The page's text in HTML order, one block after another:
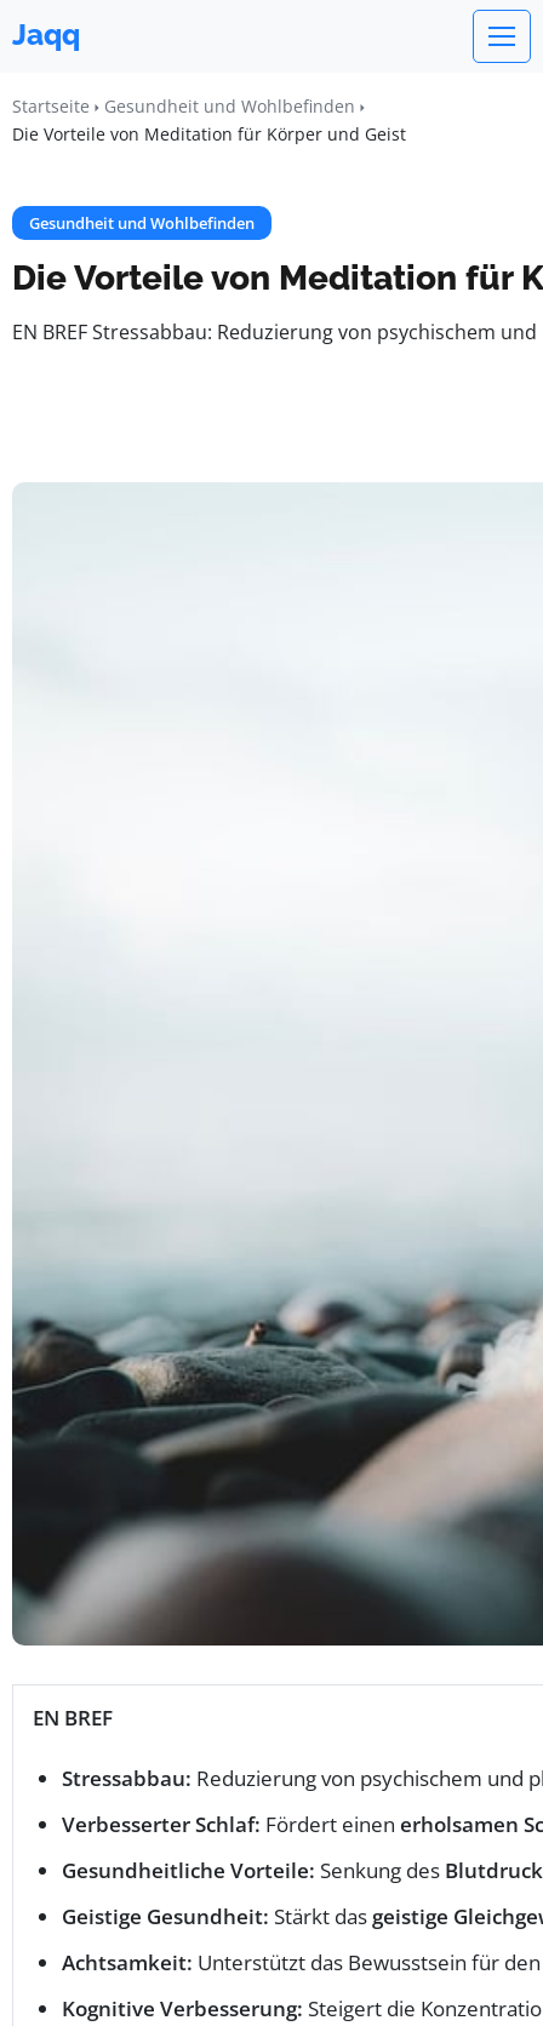
Jaqq
Startseite
Gesundheit und Wohlbefinden
Die Vorteile von Meditation für Körper und Geist
Gesundheit und Wohlbefinden
Die Vorteile von Meditation für
EN BREF Stressabbau: Reduzierung von psychischem
EN BREF
Stressabbau: Reduzierung von psychischem und
Verbesserter Schlaf: Fördert einen erholsamen
Gesundheitliche Vorteile: Senkung des
Geistige Gesundheit: Stärkt das geistige
Achtsamkeit: Unterstützt das Bewusstsein für
Kognitive Verbesserung: Steigert die